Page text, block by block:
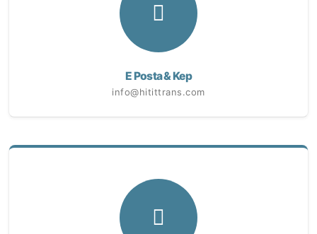
E Posta & Kep
info@hitittrans.com